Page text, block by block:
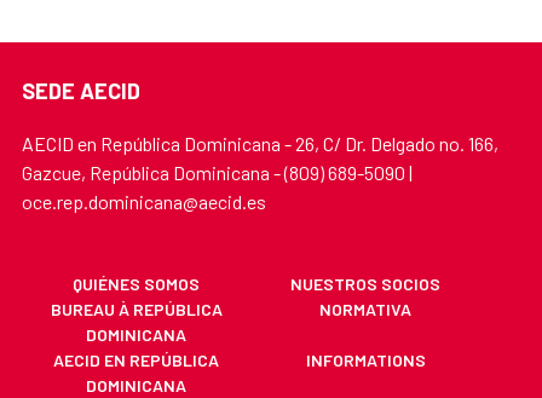
SEDE AECID
AECID en República Dominicana - 26, C/ Dr. Delgado no. 166,
Gazcue, República Dominicana - (809) 689-5090 |
oce.rep.dominicana@aecid.es
QUIÉNES SOMOS
NUESTROS SOCIOS
BUREAU À REPÚBLICA
DOMINICANA
NORMATIVA
AECID EN REPÚBLICA
DOMINICANA
INFORMATIONS